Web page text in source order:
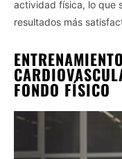
actividad física, lo que
resultados más
FONDO FÍSICO